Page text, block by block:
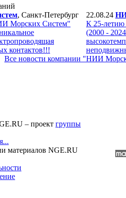
, Санкт-Петербург
Морских Систем"
контактов!!!
22.08.24
К 25-
(2000 -
Все новости компaнии "НИИ
– проект группы
материалов NGE.RU